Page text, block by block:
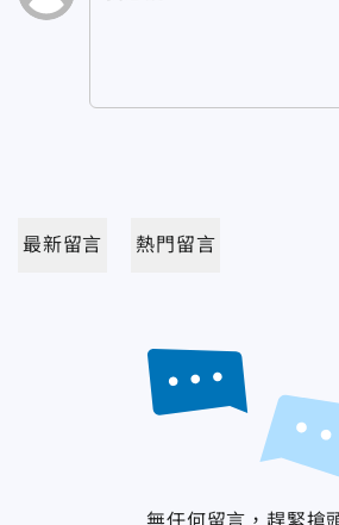
最新留言 熱門留言
無任何留言，趕緊搶